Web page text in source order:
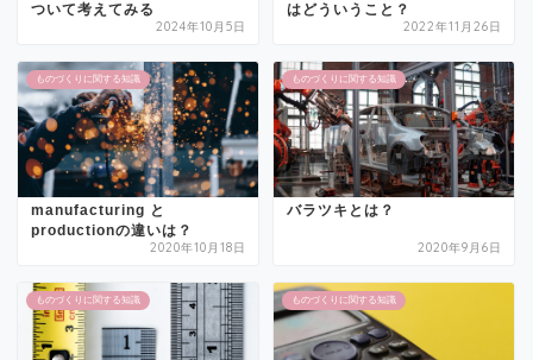
ついて考えてみる
2024年10月5日
はどういうこと？
2022年11月26日
ものづくりに関する知識
manufacturing と
productionの違いは？
2020年10月18日
ものづくりに関する知識
バラツキとは？
2020年9月6日
ものづくりに関する知識 ものづくりに関する知識